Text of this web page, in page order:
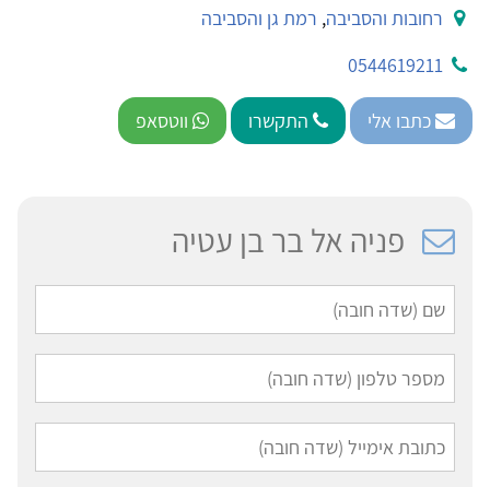
רחובות והסביבה, רמת גן והסביבה
0544619211
כתבו אלי התקשרו ווטסאפ
פניה אל בר בן עטיה